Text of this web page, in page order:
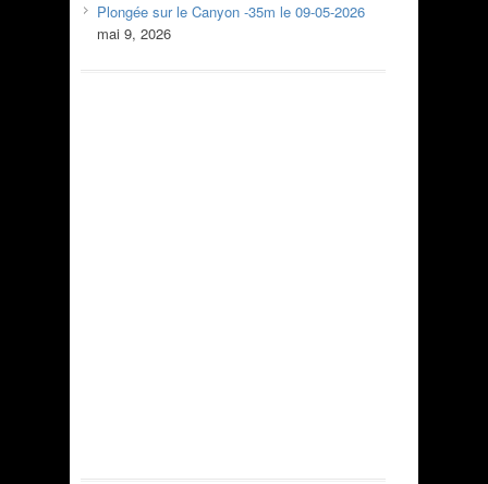
Plongée sur le Canyon -35m le 09-05-2026
mai 9, 2026